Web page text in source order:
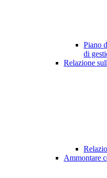
Piano
di
Relazione
Ammontare